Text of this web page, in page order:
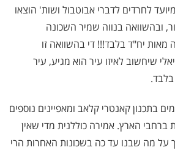
לחרדים לדברי אבוטבול ושות' הוצאו
ובהשוואה בנווה שמיר השכונה
מאות יח"ד בלבד!!! די בהשוואה זו
שיחשוב לאיזו עיר הוא מגיע, עיר
בלבד.
בתכנון קאנטרי קלאב ומאפיינים נוספים
ברחבי הארץ. אמירה כוללנית מדי שאין
על מה שבנו עד כה בשכונות האחרות הרי